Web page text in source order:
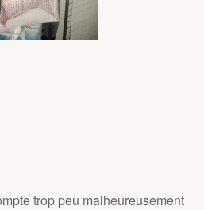
trop peu malheureusement